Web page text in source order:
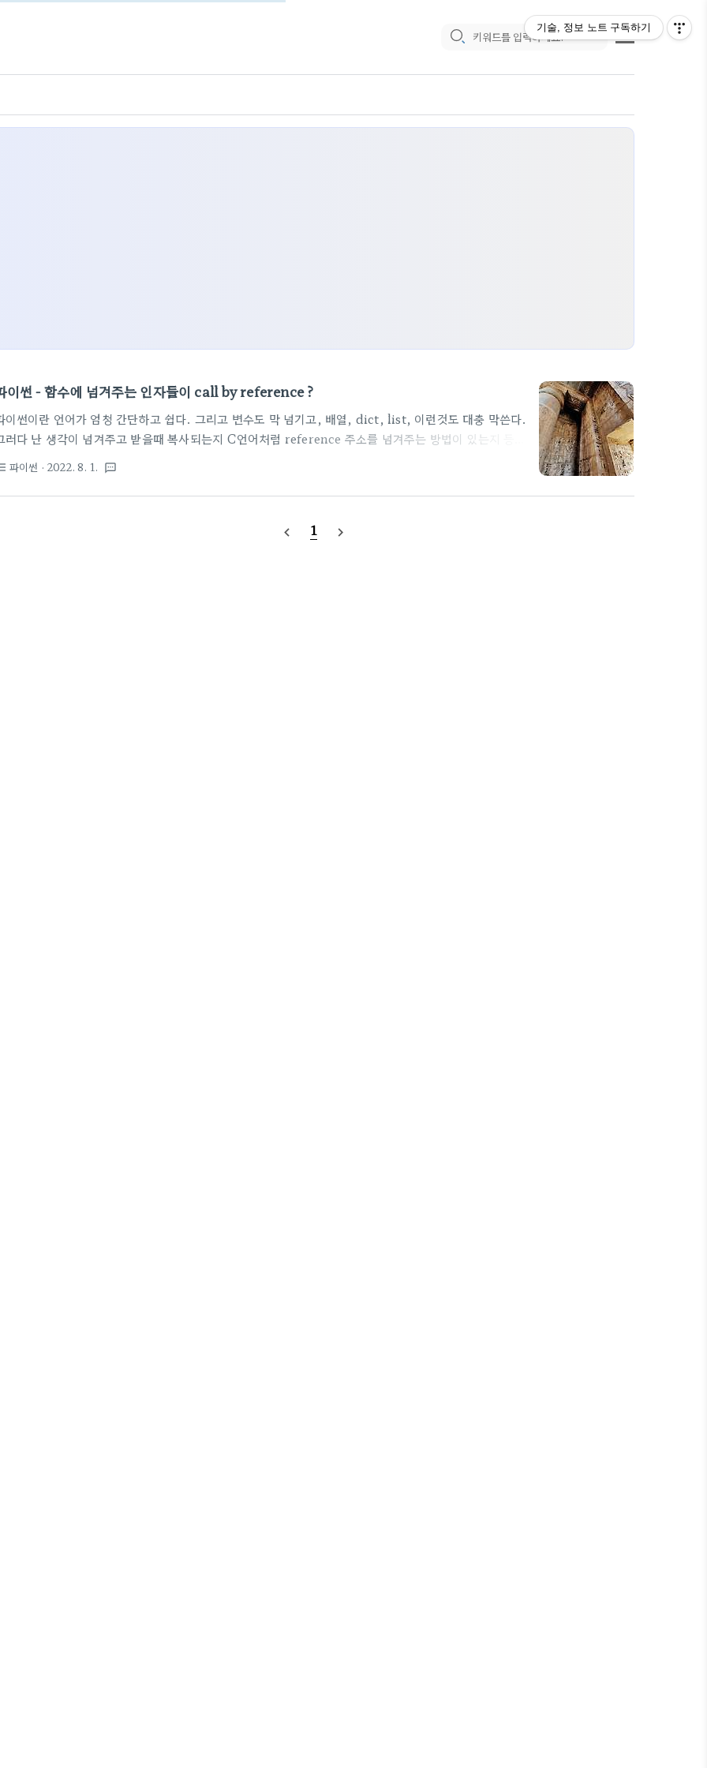
이썬 - 함수에 넘겨주는 인자들이 call by reference ?
이썬이란 언어가 엄청 간단하고 쉽다. 그리고 변수도 막 넘기고, 배열, dict, list, 이런것도 대충 막쓴다.
러다 난 생각이 넘겨주고 받을때 복사되는지 C언어처럼 reference 주소를 넘겨주는 방법이 있는지 등등
CALL BY VALUE/CALL BY REFERENCE 파이썬에서 함수 호출 시 call by value/ref 를 설명
는 간단한 예제입니다 1. bool, 문자열, 숫자, 리스트, 딕셔너리를 함수에서 변경했을 때 def
파이썬 · 2022. 8. 1. textsms
navigate_before 1 navigate_next
기술, 정보 노트 구독하기